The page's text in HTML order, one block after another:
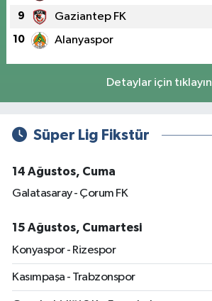
9 Gaziantep FK
10 Alanyaspor
Detaylar için tıklayın
Süper Lig Fikstür
14 Ağustos, Cuma
Galatasaray - Çorum FK
15 Ağustos, Cumartesi
Konyaspor - Rizespor
Kasımpaşa - Trabzonspor